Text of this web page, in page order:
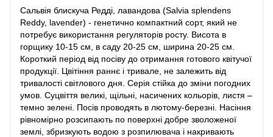
Сальвія блискуча Редді, лавандова (Salvia splendens
Reddy, lavender) - генетично компактний сорт, який не
потребує використання регуляторів росту. Висота в
горщику 10-15 см, в саду 20-25 см, ширина 20-25 см.
Короткий період від посіву до отримання готового квітучої
продукції. Цвітіння раннє і тривале, не залежить від
тривалості світлового дня. Серія стійка до зміни погодних
умов. Суцвіття великі, щільні, насичених кольорів, листя –
темно зелені. Посів проводять в лютому-березні. Насіння
рівномірно розсипають по поверхні добре зволоженої
землі, збризкують водою з розпилювача і накривають